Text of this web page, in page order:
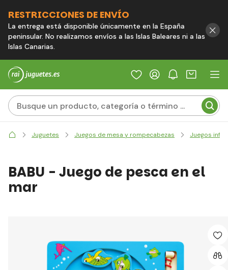
RESTRICCIONES DE ENVÍO
La entrega está disponible únicamente en la España
peninsular. No realizamos envíos a las Islas Baleares ni a las
Islas Canarias.
Juguetes Juegos de mesa y rompecabezas Juegos
BABU - Juego de pesca en el
mar